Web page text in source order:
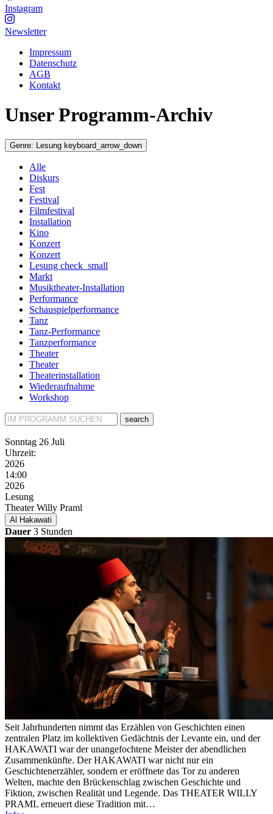
Instagram
Newsletter
Impressum
Datenschutz
AGB
Kontakt
Unser Programm-Archiv
Genre: Lesung keyboard_arrow_down
Alle
Diskurs
Fest
Festival
Filmfestival
Installation
Kino
Konzert
Konzert
Lesung check_small
Markt
Musiktheater-Installation
Performance
Schauspielperformance
Tanz
Tanz-Performance
Tanzperformance
Theater
Theater
Theaterinstallation
Wiederaufnahme
Workshop
search
Sonntag 26 Juli
Uhrzeit:
2026
14:00
2026
Lesung
Theater Willy Praml
Al Hakawati
Dauer 3 Stunden
Seit Jahrhunderten nimmt das Erzählen von Geschichten einen
zentralen Platz im kollektiven Gedächtnis der Levante ein, und der
HAKAWATI war der unangefochtene Meister der abendlichen
Zusammenkünfte. Der HAKAWATI war nicht nur ein
Geschichtenerzähler, sondern er eröffnete das Tor zu anderen
Welten, machte den Brückenschlag zwischen Geschichte und
Fiktion, zwischen Realität und Legende. Das THEATER WILLY
PRAML erneuert diese Tradition mit…